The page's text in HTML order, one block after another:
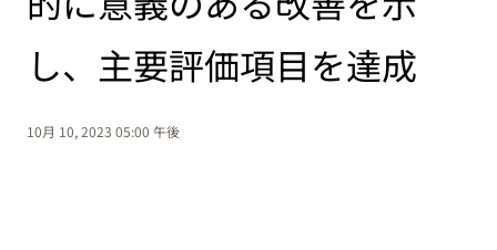
し、主要評価項目を達成
10月 10, 2023 05:00 午後